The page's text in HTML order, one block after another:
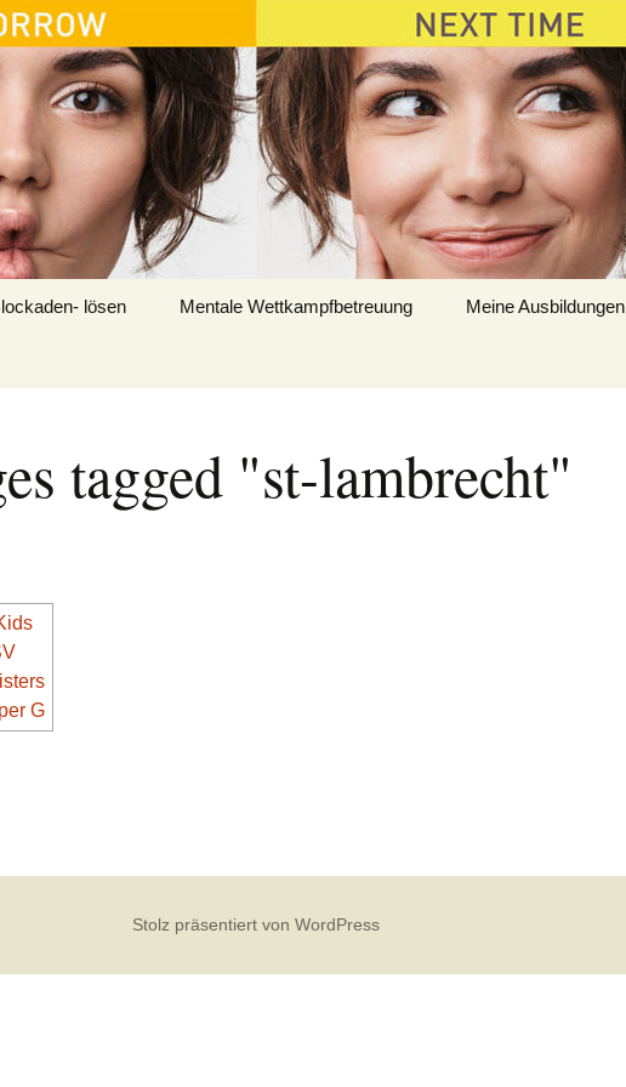
lösen Mentale Wettkampfbetreuung Meine Ausbildungen
tagged "st-lambrecht"
Stolz präsentiert von WordPress